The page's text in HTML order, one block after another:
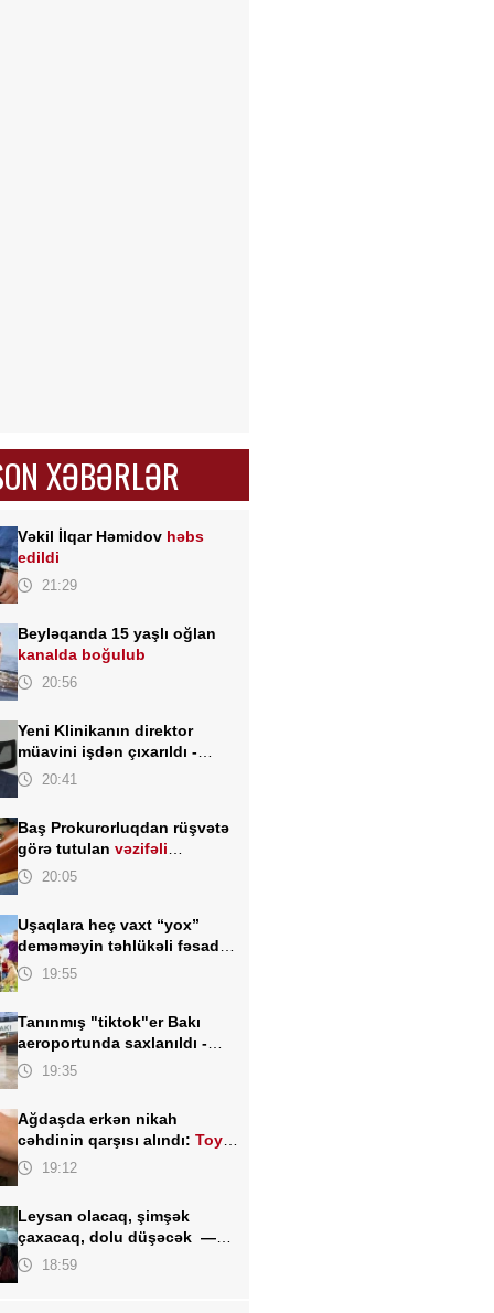
XƏBƏRLƏR
Vəkil İlqar Həmidov həbs
edildi
21:29
Beyləqanda 15 yaşlı oğlan
kanalda boğulub
20:56
Yeni Klinikanın direktor
müavini işdən çıxarıldı -
FOTO
20:41
Baş Prokurorluqdan rüşvətə
görə tutulanvəzifəli
şəxslərlə bağlı MƏLUMAT
20:05
Uşaqlara heç vaxt “yox”
deməməyin təhlükəli fəsadı –
Psixoloqdan valideynlərə
19:55
Tanınmış "tiktok"er Bakı
aeroportunda saxlanıldı -
FOTO19:35
Ağdaşda erkən nikah
cəhdinin qarşısı alındı:Toy
TƏXİRƏ SALINDI
19:12
Leysan olacaq, şimşək
çaxacaq, dolu düşəcək —
ƏHALİYƏ XƏBƏRDARLIQ
18:59